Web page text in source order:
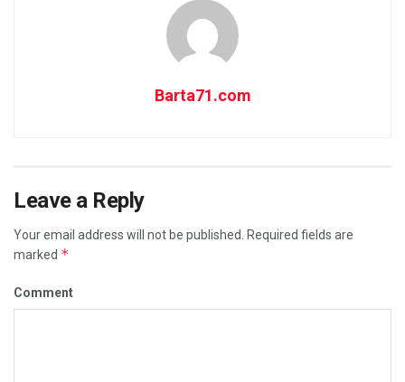
Barta71.com
Leave a Reply
Your email address will not be published.
Required fields are
marked *
Comment